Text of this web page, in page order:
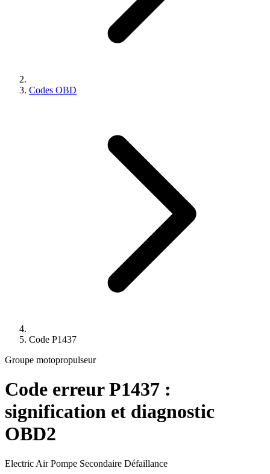
Codes OBD
Code P1437
Groupe motopropulseur
Code erreurP1437 :
signification et diagnostic
OBD2
Electric Air Pompe Secondaire Défaillance